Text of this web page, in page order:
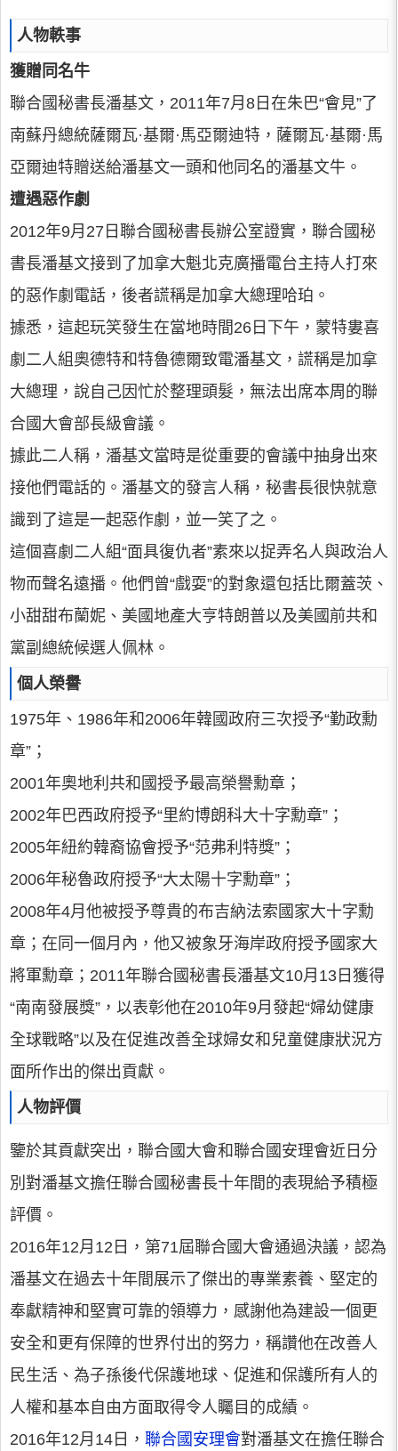
人物軼事
獲贈同名牛
聯合國秘書長潘基文，2011年7月8日在朱巴“會見”了
南蘇丹總統薩爾瓦·基爾·馬亞爾迪特，薩爾瓦·基爾·馬
亞爾迪特贈送給潘基文一頭和他同名的潘基文牛。
遭遇惡作劇
2012年9月27日聯合國秘書長辦公室證實，聯合國秘
書長潘基文接到了加拿大魁北克廣播電台主持人打來
的惡作劇電話，後者謊稱是加拿大總理哈珀。
據悉，這起玩笑發生在當地時間26日下午，蒙特婁喜
劇二人組奧德特和特魯德爾致電潘基文，謊稱是加拿
大總理，說自己因忙於整理頭髮，無法出席本周的聯
合國大會部長級會議。
據此二人稱，潘基文當時是從重要的會議中抽身出來
接他們電話的。潘基文的發言人稱，秘書長很快就意
識到了這是一起惡作劇，並一笑了之。
這個喜劇二人組“面具復仇者”素來以捉弄名人與政治人
物而聲名遠播。他們曾“戲耍”的對象還包括比爾蓋茨、
小甜甜布蘭妮、美國地產大亨特朗普以及美國前共和
黨副總統候選人佩林。
個人榮譽
1975年、1986年和2006年韓國政府三次授予“勤政勳
章”；
2001年奧地利共和國授予最高榮譽勳章；
2002年巴西政府授予“里約博朗科大十字勳章”；
2005年紐約韓裔協會授予“范弗利特獎”；
2006年秘魯政府授予“大太陽十字勳章”；
2008年4月他被授予尊貴的布吉納法索國家大十字勳
章；在同一個月內，他又被象牙海岸政府授予國家大
將軍勳章；2011年聯合國秘書長潘基文10月13日獲得
“南南發展獎”，以表彰他在2010年9月發起“婦幼健康
全球戰略”以及在促進改善全球婦女和兒童健康狀況方
面所作出的傑出貢獻。
人物評價
鑒於其貢獻突出，聯合國大會和聯合國安理會近日分
別對潘基文擔任聯合國秘書長十年間的表現給予積極
評價。
2016年12月12日，第71屆聯合國大會通過決議，認為
潘基文在過去十年間展示了傑出的專業素養、堅定的
奉獻精神和堅實可靠的領導力，感謝他為建設一個更
安全和更有保障的世界付出的努力，稱讚他在改善人
民生活、為子孫後代保護地球、促進和保護所有人的
人權和基本自由方面取得令人矚目的成績。
2016年12月14日， 聯合國安理會對潘基文在擔任聯合